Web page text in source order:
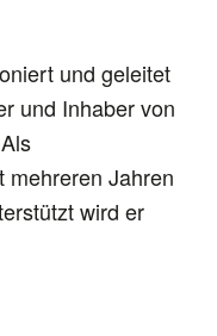
und geleitet
und Inhaber von
mehreren Jahren
wird er